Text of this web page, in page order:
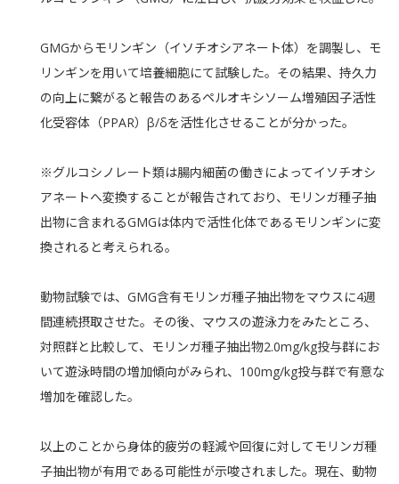
GMGからモリンギン（イソチオシアネート体）を調製し、モ
リンギンを用いて培養細胞にて試験した。その結果、持久力
の向上に繋がると報告のあるペルオキシソーム増殖因子活性
化受容体（PPAR）β/δを活性化させることが分かった。
※グルコシノレート類は腸内細菌の働きによってイソチオシ
アネートへ変換することが報告されており、モリンガ種子抽
出物に含まれるGMGは体内で活性化体であるモリンギンに変
換されると考えられる。
動物試験では、GMG含有モリンガ種子抽出物をマウスに4週
間連続摂取させた。その後、マウスの遊泳力をみたところ、
対照群と比較して、モリンガ種子抽出物2.0mg/kg投与群にお
いて遊泳時間の増加傾向がみられ、100mg/kg投与群で有意な
増加を確認した。
以上のことから身体的疲労の軽減や回復に対してモリンガ種
子抽出物が有用である可能性が示唆されました。現在、動物